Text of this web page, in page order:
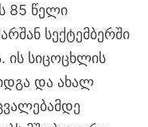
85 წელი
სექტემბერში
ის სიცოცხლის
და ახალ